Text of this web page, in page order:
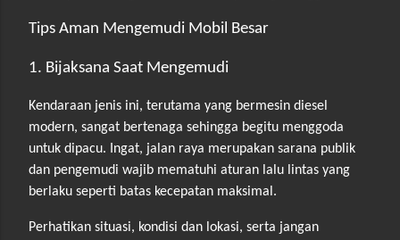
Tips Aman Mengemudi Mobil Besar
1. Bijaksana Saat Mengemudi
Kendaraan jenis ini, terutama yang bermesin diesel
modern, sangat bertenaga sehingga begitu menggoda
untuk dipacu. Ingat, jalan raya merupakan sarana publik
dan pengemudi wajib mematuhi aturan lalu lintas yang
berlaku seperti batas kecepatan maksimal.
Perhatikan situasi, kondisi dan lokasi, serta jangan